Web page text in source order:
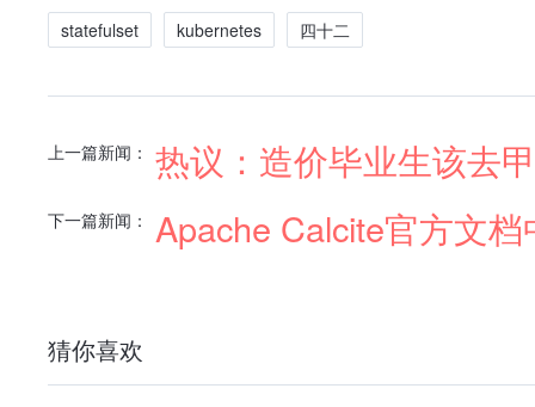
statefulset kubernetes 四十二
上一篇新闻： 热议：造价毕业生该去
下一篇新闻： Apache Calcite官方文
猜你喜欢